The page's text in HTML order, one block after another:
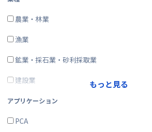
CRM・SFA
ERP
在庫購買
その他
農業・林業
漁業
鉱業・採石業・砂利採取業
建設業
製造業
電気・ガス・熱供給・水道業
もっと見る
アプリケーション
PCA